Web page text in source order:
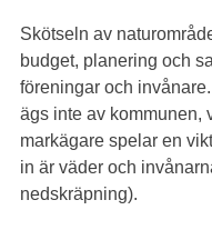
Skötseln av
budget, planering och
föreningar och
ägs inte av kommunen,
markägare spelar en
in är väder och
nedskräpning).